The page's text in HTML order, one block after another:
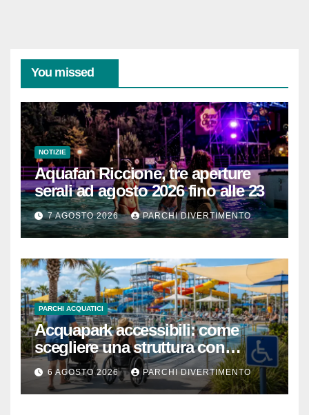
You missed
NOTIZIE
Aquafan Riccione, tre aperture
serali ad agosto 2026 fino alle 23
7 AGOSTO 2026 PARCHI DIVERTIMENTO
PARCHI ACQUATICI
Acquapark accessibili: come
scegliere una struttura con
passeggino o sedia a rotelle
6 AGOSTO 2026 PARCHI DIVERTIMENTO